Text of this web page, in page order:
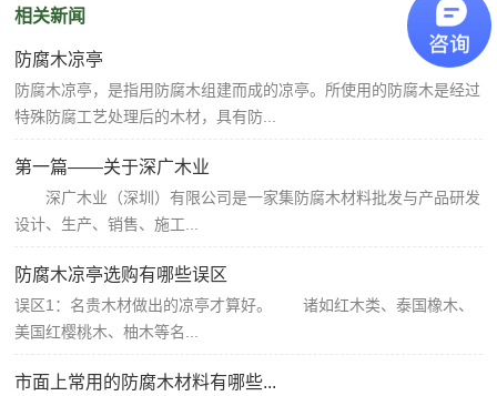
相关新闻
防腐木凉亭
防腐木凉亭，是指用防腐木组建而成的凉亭。所使用的防腐木是经过
特殊防腐工艺处理后的木材，具有防...
第一篇——关于深广木业
深广木业（深圳）有限公司是一家集防腐木材料批发与产品研发
设计、生产、销售、施工...
防腐木凉亭选购有哪些误区
误区1：名贵木材做出的凉亭才算好。 诸如红木类、泰国橡木、
美国红樱桃木、柚木等名...
市面上常用的防腐木材料有哪些...